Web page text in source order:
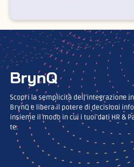
BrynQ
Scopri la semplicità dell’integrazione
BrynQ e libera il potere di decisioni
insieme il modo in cui i tuoi dati HR &
te.